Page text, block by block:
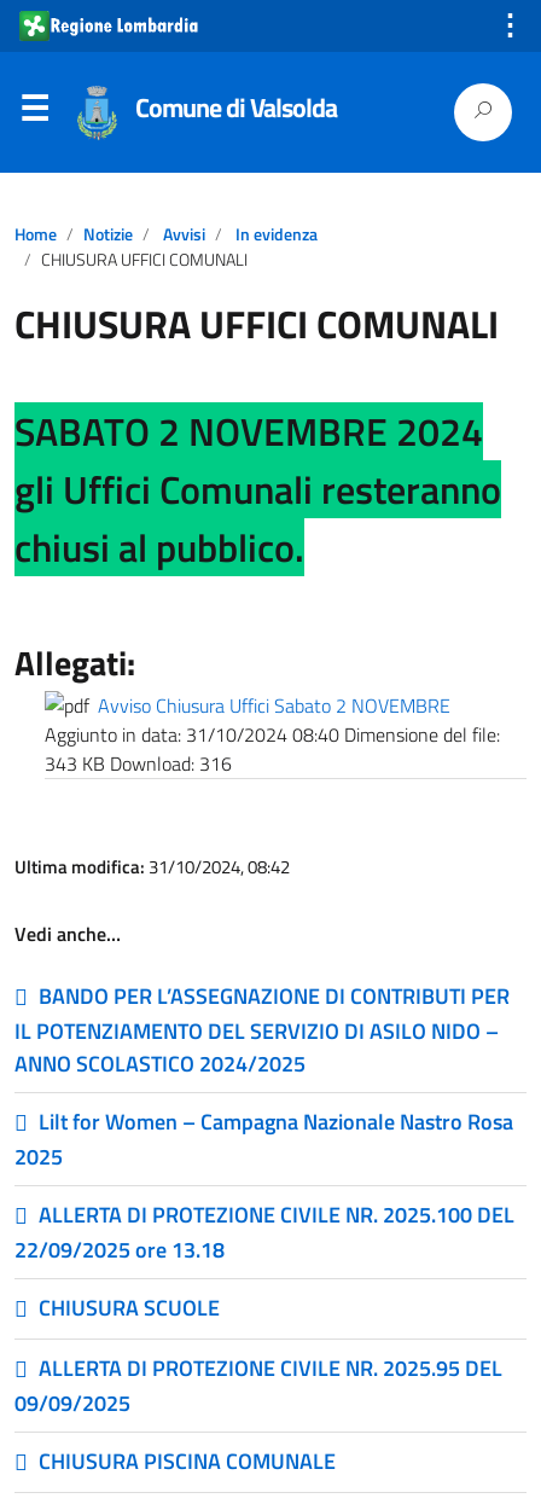
⋮
Comune di Valsolda
Home Notizie Avvisi
In evidenza
CHIUSURA UFFICI COMUNALI
CHIUSURA UFFICI COMUNALI
SABATO 2 NOVEMBRE 2024
gli Uffici Comunali resteranno
chiusi al pubblico.
Allegati:
Avviso Chiusura Uffici Sabato 2 NOVEMBRE
Aggiunto in data: 31/10/2024 08:40 Dimensione del file:
343 KB Download: 316
Ultima modifica: 31/10/2024, 08:42
Vedi anche…
BANDO PER L’ASSEGNAZIONE DI CONTRIBUTI PER
IL POTENZIAMENTO DEL SERVIZIO DI ASILO NIDO –
ANNO SCOLASTICO 2024/2025
Lilt for Women – Campagna Nazionale Nastro Rosa
2025
ALLERTA DI PROTEZIONE CIVILE NR. 2025.100 DEL
22/09/2025 ore 13.18
CHIUSURA SCUOLE
ALLERTA DI PROTEZIONE CIVILE NR. 2025.95 DEL
09/09/2025
CHIUSURA PISCINA COMUNALE